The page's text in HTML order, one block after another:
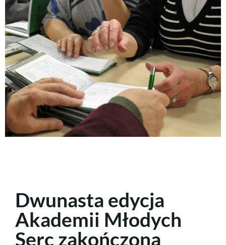
Dwunasta edycja
Akademii Młodych
Serc zakończona